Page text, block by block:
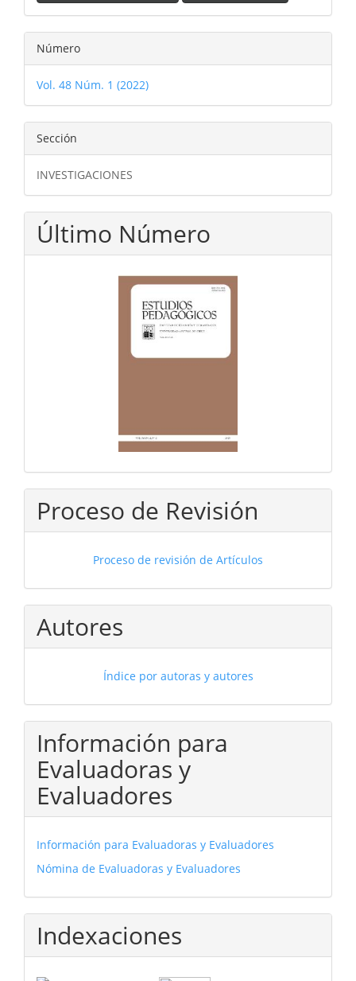
Número
Vol. 48 Núm. 1 (2022)
Sección
INVESTIGACIONES
Último Número
Proceso de Revisión
Proceso de revisión de Artículos
Autores
Índice por autoras y autores
Información para
Evaluadoras y
Evaluadores
Información para Evaluadoras y Evaluadores
Nómina de Evaluadoras y Evaluadores
Indexaciones